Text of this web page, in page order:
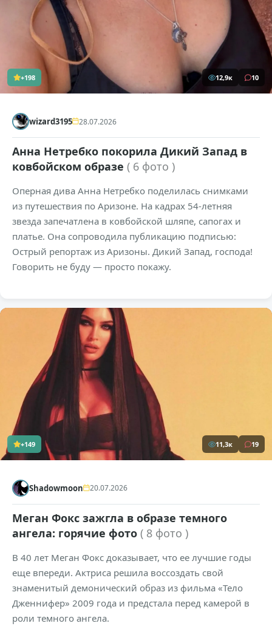
+198 12,9к 10
wizard3195 28.07.2026
Анна Нетребко покорила Дикий Запад в
ковбойском образе ( 6 фото )
Оперная дива Анна Нетребко поделилась снимками
из путешествия по Аризоне. На кадрах 54-летняя
звезда запечатлена в ковбойской шляпе, сапогах и
платье. Она сопроводила публикацию подписью:
Острый репортаж из Аризоны. Дикий Запад, господа!
Говорить не буду — просто покажу.
+149 11,3к 19
Shadowmoon 20.07.2026
Меган Фокс зажгла в образе темного
ангела: горячие фото ( 8 фото )
В 40 лет Меган Фокс доказывает, что ее лучшие годы
еще впереди. Актриса решила воссоздать свой
знаменитый демонический образ из фильма «Тело
Дженнифер» 2009 года и предстала перед камерой в
роли темного ангела.